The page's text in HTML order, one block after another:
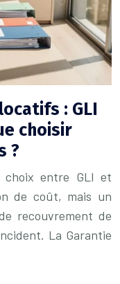
: GLI
choisir
?
choix entre GLI et
de coût, mais un
recouvrement de
La Garantie